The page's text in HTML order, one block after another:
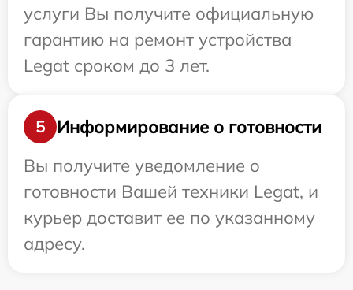
услуги Вы получите официальную
гарантию на ремонт устройства
Legat сроком до 3 лет.
5
Информирование о готовности
Вы получите уведомление о
готовности Вашей техники Legat, и
курьер доставит ее по указанному
адресу.